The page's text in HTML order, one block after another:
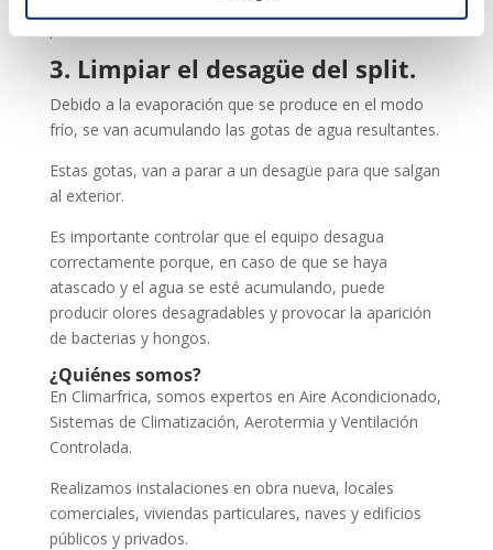
3. Limpiar el desagüe del split.
Debido a la evaporación que se produce en el modo
frío, se van acumulando las gotas de agua resultantes.
Estas gotas, van a parar a un desagüe para que salgan
al exterior.
Es importante controlar que el equipo desagua
correctamente porque, en caso de que se haya
atascado y el agua se esté acumulando, puede
producir olores desagradables y provocar la aparición
de bacterias y hongos.
¿Quiénes somos?
En Climarfrica, somos expertos en Aire Acondicionado,
Sistemas de Climatización, Aerotermia y Ventilación
Controlada.
Realizamos instalaciones en obra nueva, locales
comerciales, viviendas particulares, naves y edificios
públicos y privados.